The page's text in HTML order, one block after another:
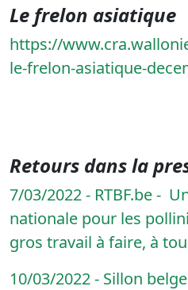
Le frelon asiatique
https://
le-frelon-asiatique-
Retours dans la
7/03/2022 - RTBF.be -
nationale pour les
gros travail à faire, à
10/03/2022 - Sillon